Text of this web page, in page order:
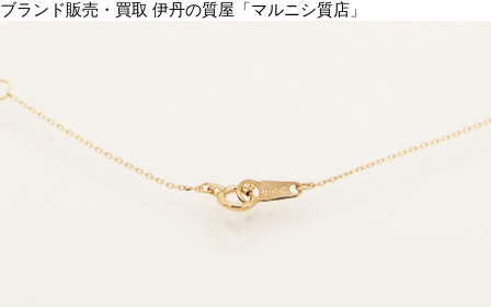
ブランド販売・買取 伊丹の質屋「マルニシ質店」